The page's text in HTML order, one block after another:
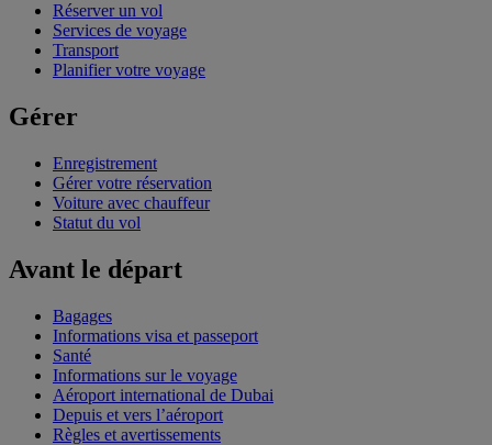
Réserver un vol
Services de voyage
Transport
Planifier votre voyage
Gérer
Enregistrement
Gérer votre réservation
Voiture avec chauffeur
Statut du vol
Avant le départ
Bagages
Informations visa et passeport
Santé
Informations sur le voyage
Aéroport international de Dubai
Depuis et vers l’aéroport
Règles et avertissements